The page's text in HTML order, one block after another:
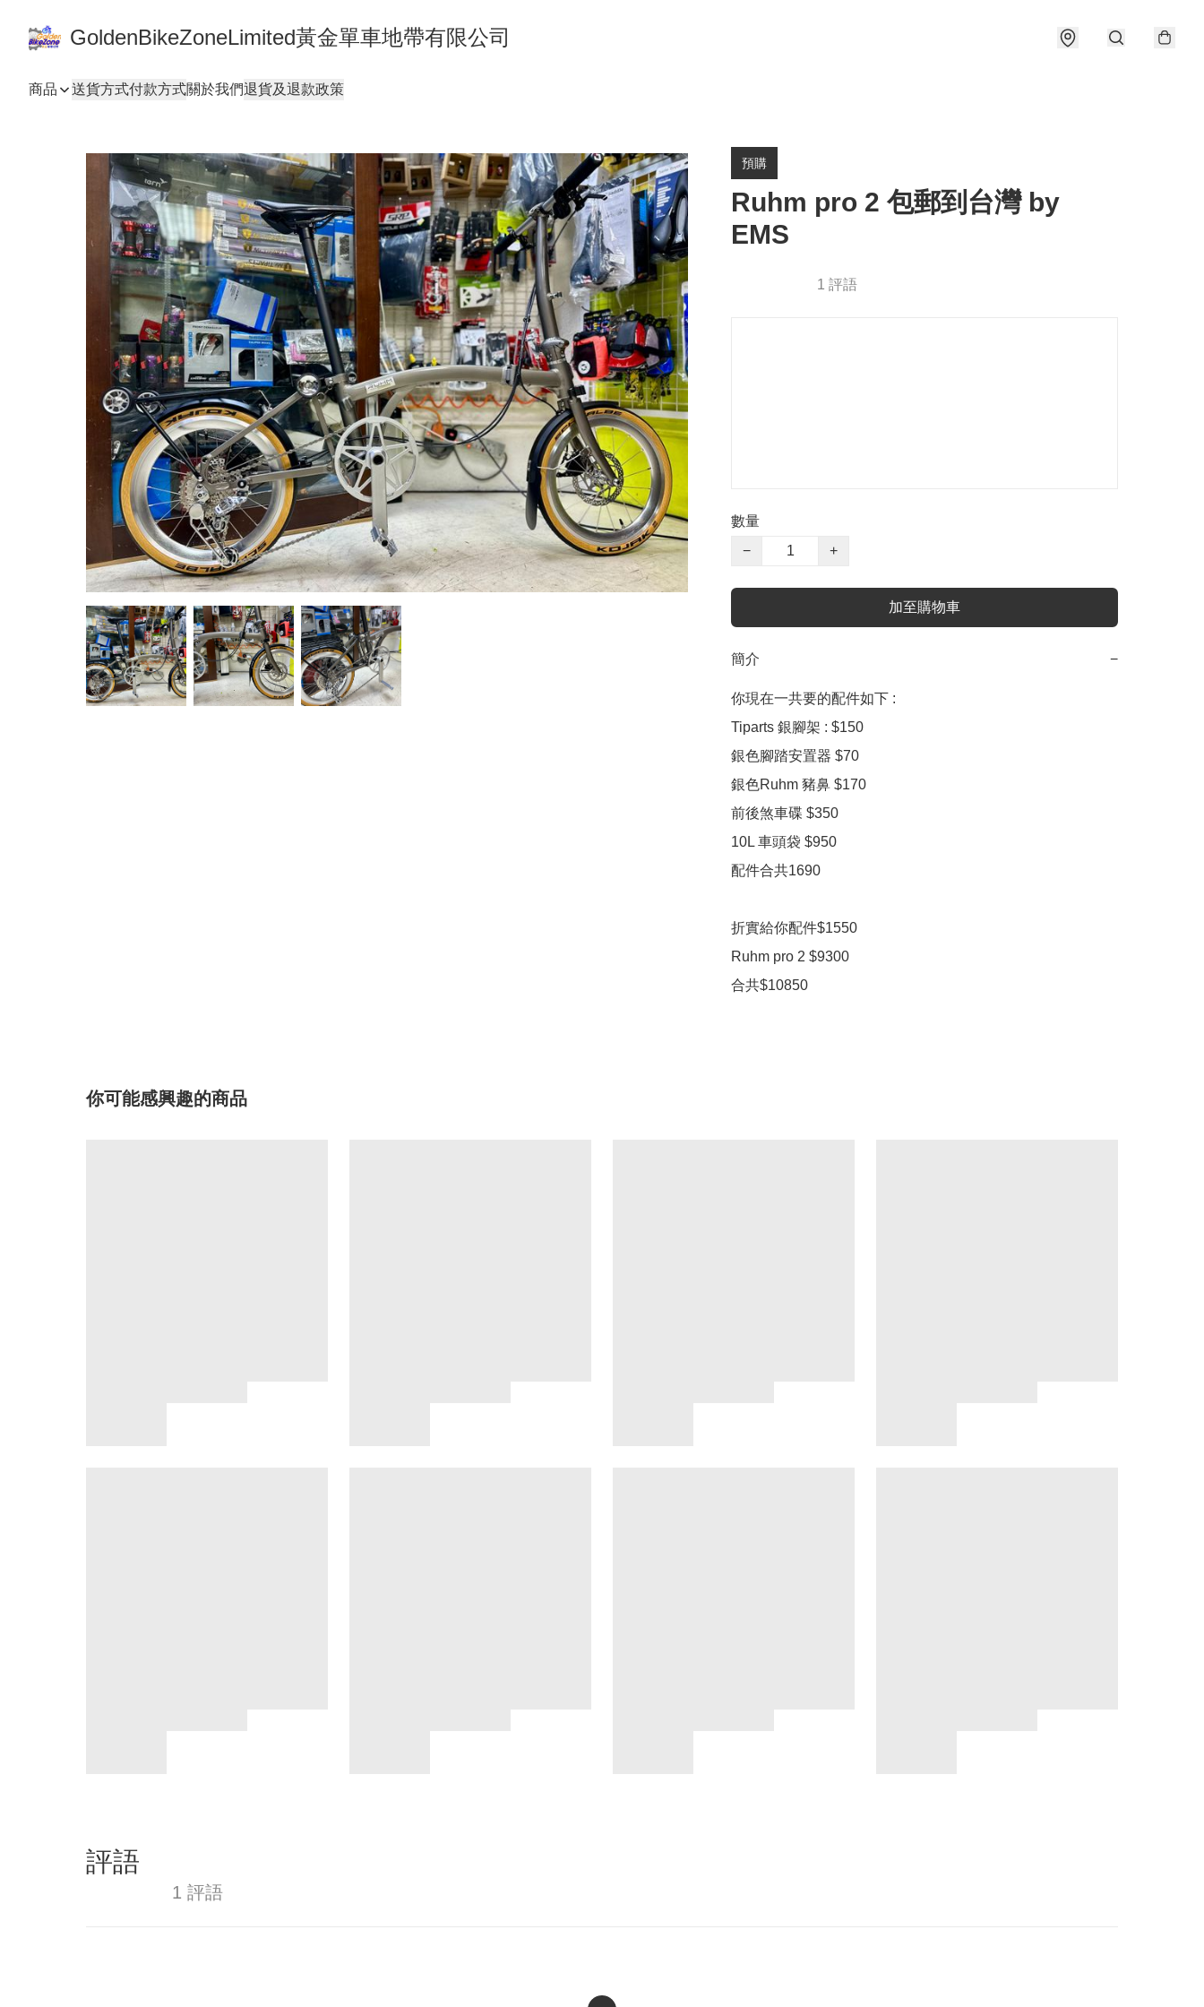
GoldenBikeZoneLimited黃金單車地帶有限公司
商品 送貨方式付款方式關於我們退貨及退款政策
預購
Ruhm pro 2 包郵到台灣 by
EMS
1 評語
數量
−
+
加至購物車
簡介 −
你現在一共要的配件如下 :
Tiparts 銀腳架 : $150
銀色腳踏安置器 $70
銀色Ruhm 豬鼻 $170
前後煞車碟 $350
10L 車頭袋 $950
配件合共1690
折實給你配件$1550
Ruhm pro 2 $9300
合共$10850
你可能感興趣的商品
評語
1 評語